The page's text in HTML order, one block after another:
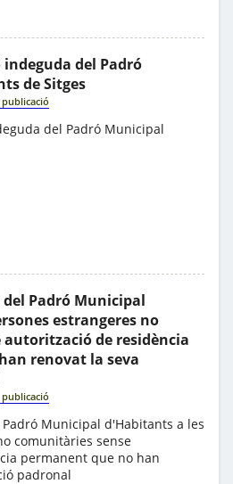
del Padró
de Sitges
publicació
del Padró Municipal
Padró Municipal
estrangeres no
de residència
renovat la seva
publicació
Municipal d'Habitants a les
comunitàries sense
permanent que no han
padronal